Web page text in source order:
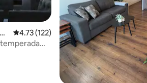
Calificación promedio: 4.73 de 5; 122
4.73 (122)